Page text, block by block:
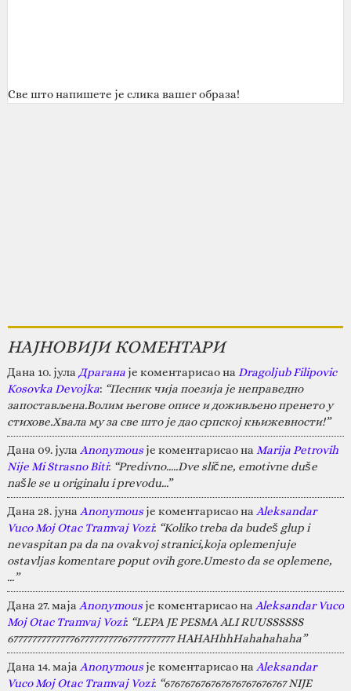
Све што напишете је слика вашег образа!
НАЈНОВИЈИ КОМЕНТАРИ
Дана 10. јула Драганаје коментарисао на Dragoljub Filipovic
Kosovka Devojka: “Песник чија поезија је неправедно
запостављена.Волим његове описе и доживљено пренето у
стихове.Хвала му за све што је дао српској књижевности!”
Дана 09. јула Anonymousје коментарисао на Marija Petrovih
Nije Mi Strasno Biti: “Predivno.....Dve slične, emotivne duše
našle se u originalu i prevodu...”
Дана 28. јуна Anonymousје коментарисао на Aleksandar
Vuco Moj Otac Tramvaj Vozi: “Koliko treba da budeš glup i
nevaspitan pa da na ovakvoj stranici,koja oplemenjuje
ostavljas komentare poput ovih gore.Umesto da se oplemene,
…”
Дана 27. маја Anonymousје коментарисао на Aleksandar Vuco
Moj Otac Tramvaj Vozi: “LEPA JE PESMA ALI RUUSSSSSS
67777777777777677777777767777777777 HAHAHhhHahahahaha”
Дана 14. маја Anonymousје коментарисао на Aleksandar
Vuco Moj Otac Tramvaj Vozi: “676767676767676767676767 NIJE